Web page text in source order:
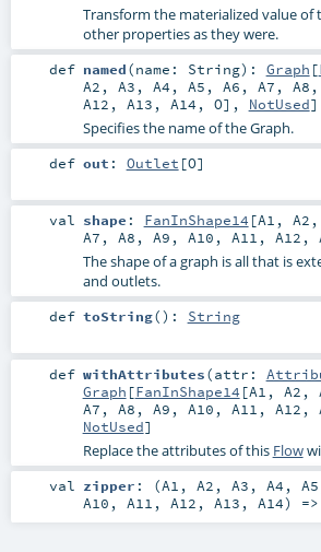
Transform the materialized value of
other properties as they were.
def named(name: String) : Graph [
A2 , A3 , A4 , A5 , A6 , A7 , A8 ,
A12 , A13 , A14 , O], NotUsed]
Specifies the name of the Graph.
def out : Outlet [O]
val shape : FanInShape14 [A1 , A2 ,
A7 , A8 , A9 , A10 , A11 , A12 ,
The shape of a graph is all that is
and outlets.
def toString() : String
def withAttributes(attr:
Graph [FanInShape14 [A1 , A2 ,
A7 , A8 , A9 , A10 , A11 , A12 ,
NotUsed]
Replace the attributes of this Flow
val zipper : (A1 , A2 , A3 , A4 , A5
A10 , A11 , A12 , A13 , A14) =>